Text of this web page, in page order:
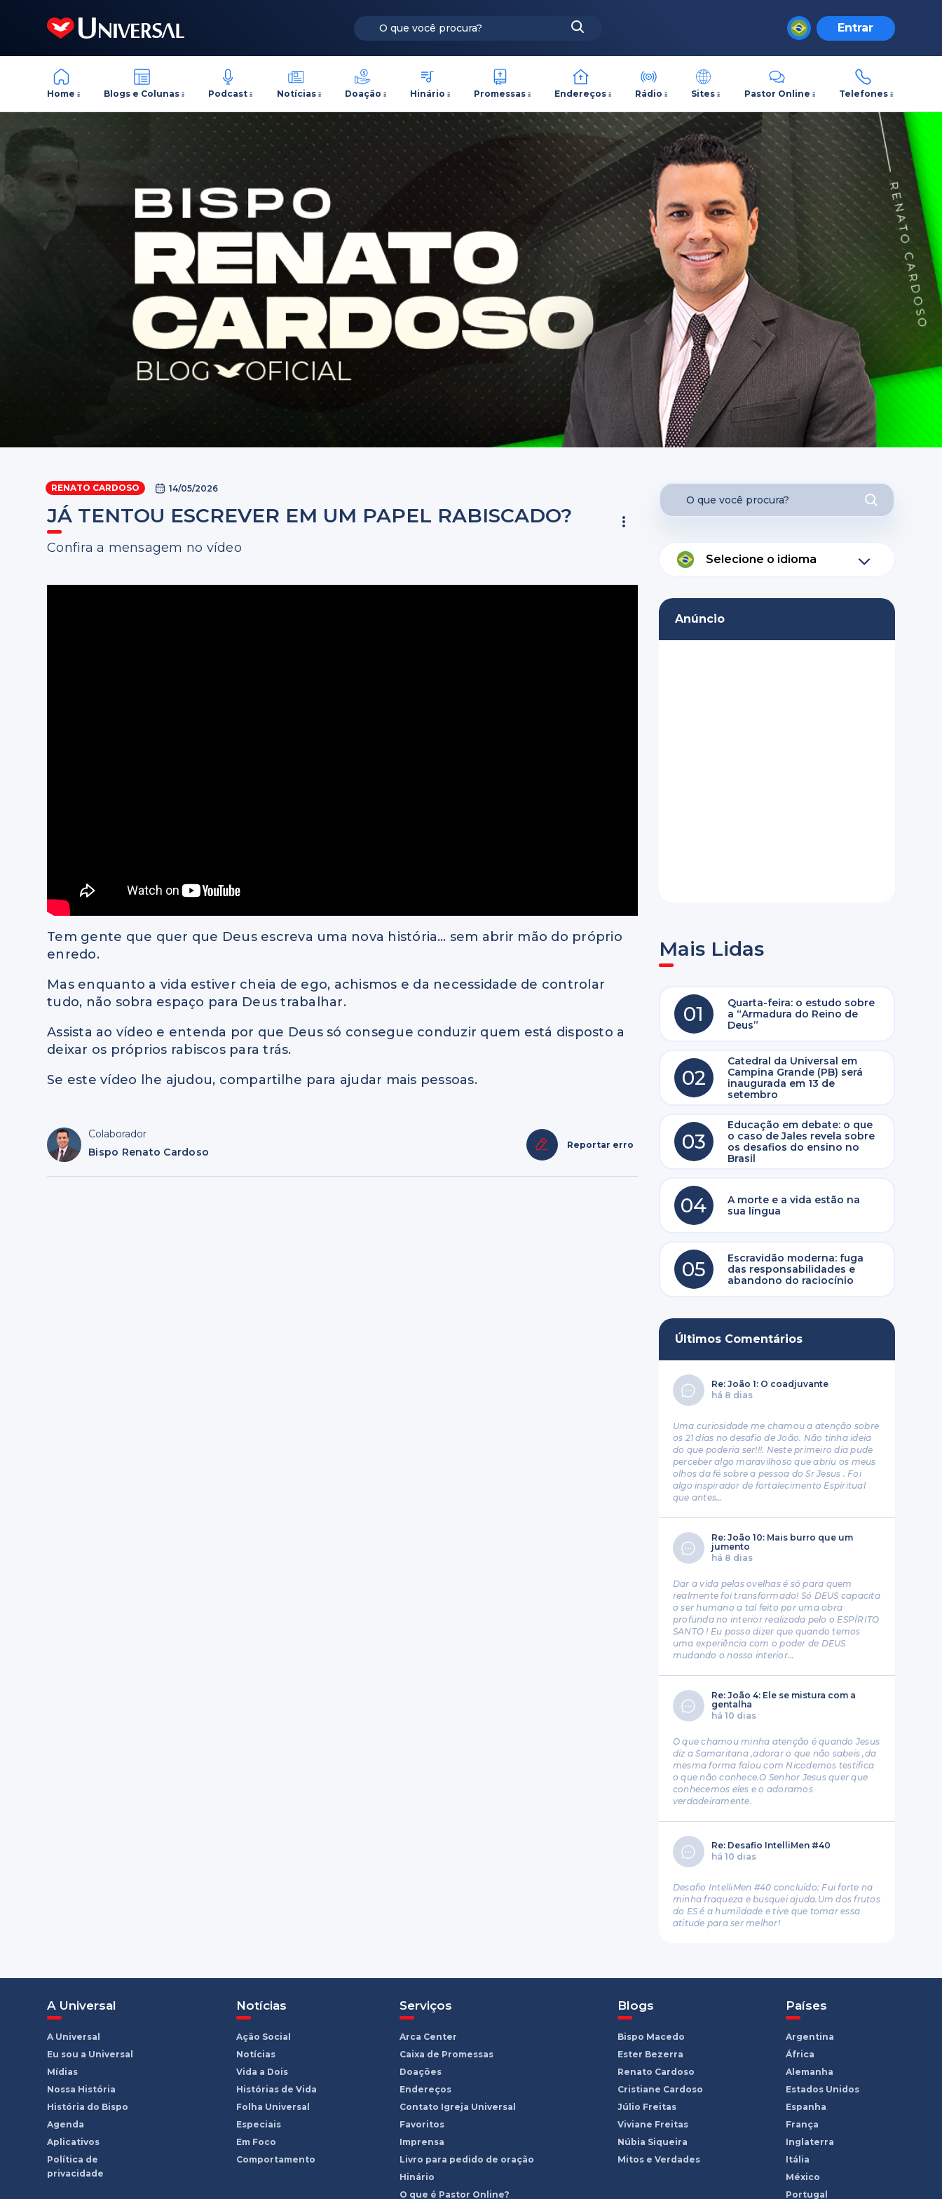
Entrar
Home Blogs e Colunas Podcast Notícias Doação Hinário Promessas Endereços Rádio Sites Pastor Online Telefones
RENATO CARDOSO 14/05/2026
JÁ TENTOU ESCREVER EM UM PAPEL RABISCADO?
Confira a mensagem no vídeo
Tem gente que quer que Deus escreva uma nova história… sem abrir mão do próprio
enredo.
Mas enquanto a vida estiver cheia de ego, achismos e da necessidade de controlar
tudo, não sobra espaço para Deus trabalhar.
Assista ao vídeo e entenda por que Deus só consegue conduzir quem está disposto a
deixar os próprios rabiscos para trás.
Se este vídeo lhe ajudou, compartilhe para ajudar mais pessoas.
Colaborador
Bispo Renato Cardoso
Reportar erro
Selecione o idioma
Anúncio
Mais Lidas
01
Quarta-feira: o estudo sobre
a “Armadura do Reino de
Deus”
02
Catedral da Universal em
Campina Grande (PB) será
inaugurada em 13 de
setembro
03
Educação em debate: o que
o caso de Jales revela sobre
os desafios do ensino no
Brasil
04
A morte e a vida estão na
sua língua
05
Escravidão moderna: fuga
das responsabilidades e
abandono do raciocínio
Últimos Comentários
Re: João 1: O coadjuvante
há 8 dias
Uma curiosidade me chamou a atenção sobre
os 21 dias no desafio de João. Não tinha ideia
do que poderia ser!!!. Neste primeiro dia pude
perceber algo maravilhoso que abriu os meus
olhos da fé sobre a pessoa do Sr Jesus . Foi
algo inspirador de fortalecimento Espíritual
que antes…
Re: João 10: Mais burro que um
jumento
há 8 dias
Dar a vida pelas ovelhas é só para quem
realmente foi transformado! Só DEUS capacita
o ser humano a tal feito por uma obra
profunda no interior realizada pelo o ESPÍRITO
SANTO ! Eu posso dizer que quando temos
uma experiência com o poder de DEUS
mudando o nosso interior…
Re: João 4: Ele se mistura com a
gentalha
há 10 dias
O que chamou minha atenção é quando Jesus
diz a Samaritana ,adorar o que não sabeis ,da
mesma forma falou com Nicodemos testifica
o que não conhece.O Senhor Jesus quer que
conhecemos eles e o adoramos
verdadeiramente.
Re: Desafio IntelliMen #40
há 10 dias
Desafio IntelliMen #40 concluído: Fui forte na
minha fraqueza e busquei ajuda.Um dos frutos
do ES é a humildade e tive que tomar essa
atitude para ser melhor!
A Universal
A Universal
Eu sou a Universal
Mídias
Nossa História
História do Bispo
Agenda
Aplicativos
Política de
privacidade
Notícias
Ação Social
Notícias
Vida a Dois
Histórias de Vida
Folha Universal
Especiais
Em Foco
Comportamento
Serviços
Arca Center
Caixa de Promessas
Doações
Endereços
Contato Igreja Universal
Favoritos
Imprensa
Livro para pedido de oração
Hinário
O que é Pastor Online?
Blogs
Bispo Macedo
Ester Bezerra
Renato Cardoso
Cristiane Cardoso
Júlio Freitas
Viviane Freitas
Núbia Siqueira
Mitos e Verdades
Países
Argentina
África
Alemanha
Estados Unidos
Espanha
França
Inglaterra
Itália
México
Portugal